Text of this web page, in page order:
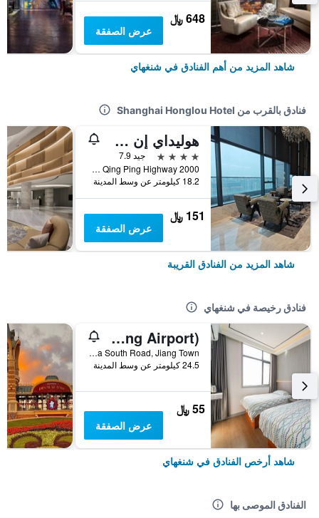
648 ﷼
عرض الصفقة
شاهد المزيد من أهم الفنادق في شنغهاي
فنادق بالقرب من Shanghai Honglou Hotel
هوليداي إن شانغهاي هونجتكياو ويست باي آيتش جي
4 نجوم
جيد 7.9
2000 Hu Qing Ping Highway, شنغهاي, الصين
18.2 كيلومتر عن وسط المدينة
151 ﷼
عرض الصفقة
شاهد المزيد من الفنادق القريبة
فنادق رخيصة في شنغهاي
Pod Inn (Shanghai Pudong Airport)
No. 10 Shuizha South Road, Jiang Town, شنغهاي, الصين
24.5 كيلومتر عن وسط المدينة
55 ﷼
عرض الصفقة
شاهد أرخص الفنادق في شنغهاي
الفنادق الموصى بها